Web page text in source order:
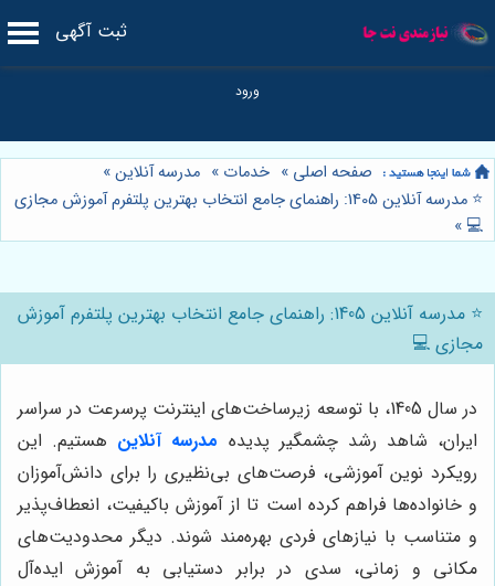
ثبت آگهی
صفحه اصلی » خدمات » مدرسه آنلاین»
⭐️ مدرسه آنلاین 1405: راهنمای جامع انتخاب بهترین پلتفرم آموزش مجازی
💻
»
⭐️ مدرسه آنلاین 1405: راهنمای جامع انتخاب بهترین پلتفرم آموزش
مجازی 💻
در سال 1405، با توسعه زیرساخت‌های اینترنت پرسرعت در سراسر
ایران، شاهد رشد چشمگیر پدیده مدرسه آنلاین هستیم. این
رویکرد نوین آموزشی، فرصت‌های بی‌نظیری را برای دانش‌آموزان
و خانواده‌ها فراهم کرده است تا از آموزش باکیفیت، انعطاف‌پذیر
و متناسب با نیازهای فردی بهره‌مند شوند. دیگر محدودیت‌های
مکانی و زمانی، سدی در برابر دستیابی به آموزش ایده‌آل